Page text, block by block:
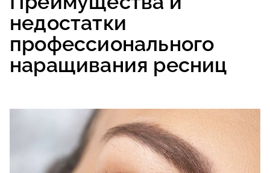
недостатки
профессионального
наращивания ресниц